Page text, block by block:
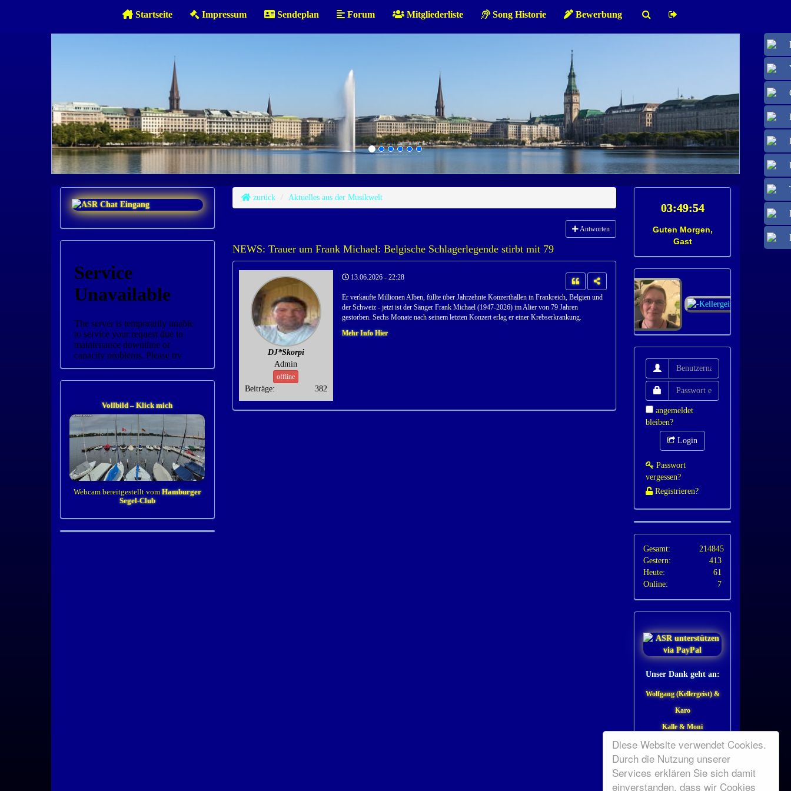
Diese Website verwendet Cookies.
Durch die Nutzung unserer
Services erklären Sie sich damit
einverstanden, dass wir Cookies
Startseite Impressum Sendeplan Forum Mitgliederliste Song Historie Bewerbung
Vollbild – Klick mich
Webcam bereitgestellt vom Hamburger
Segel-Club
zurück Aktuelles aus der Musikwelt
Antworten
NEWS: Trauer um Frank Michael: Belgische Schlagerlegende stirbt mit 79
DJ*Skorpi
Admin
offline
Beiträge: 382
13.06.2026 - 22:28
Er verkaufte Millionen Alben, füllte über Jahrzehnte Konzerthallen in Frankreich, Belgien und
der Schweiz - jetzt ist der Sänger Frank Michael (1947-2026) im Alter von 79 Jahren
gestorben. Sechs Monate nach seinem letzten Konzert erlag er einer Krebserkrankung.
Mehr Info Hier
Guten Morgen,
Gast
angemeldet
bleiben?
Login
Passwort
vergessen?
Registrieren?
Gesamt:
214845
Gestern:
413
Heute:
61
Online:
7
Unser Dank geht an:
Wolfgang (Kellergeist) &
Karo
Kalle & Moni
Irmchen (Tiffy 08)
Helga (Biene*41)
Guddi (Sternchen)